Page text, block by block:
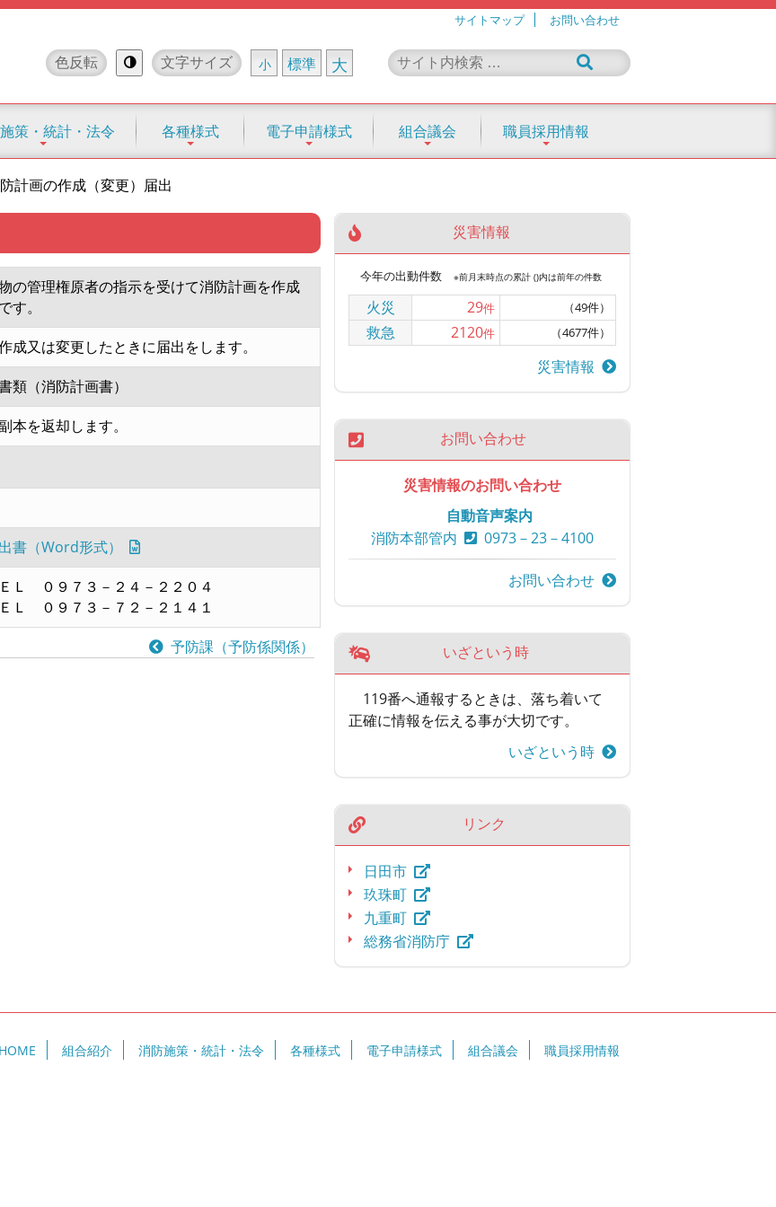
サイトマップ お問い合わせ
文字サイズ 小 標準 大
色反転
策・統計・法令 各種様式 電子申請様式 組合議会 職員採用情報
計画の作成（変更）届出
の管理権原者の指示を受けて消防計画を作成
す。
成又は変更したときに届出をします。
類（消防計画書）
本を返却します。
書（Word形式）
０９７３－２４－２２０４
０９７３－７２－２１４１
予防課（予防係関係）
災害情報
今年の出動件数 ※前月末時点の累計 ()内は前年の件数
火災 29件 （49件）
救急 2120件 （4677件）
災害情報
お問い合わせ
災害情報のお問い合わせ
自動音声案内
消防本部管内
0973－23－4100
お問い合わせ
いざという時
119番へ通報するときは、落ち着いて
正確に情報を伝える事が大切です。
いざという時
リンク
日田市
玖珠町
九重町
総務省消防庁
HOME 組合紹介 消防施策・統計・法令 各種様式 電子申請様式 組合議会 職員採用情報